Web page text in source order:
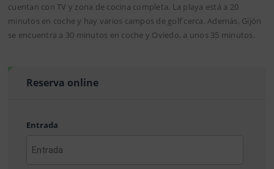
cuentan con TV y zona de cocina completa. La playa está a 20
minutos en coche y hay varios campos de golf cerca. Además, Gijón
se encuentra a 30 minutos en coche y Oviedo, a unos 35 minutos.
Reserva online
Entrada
AAAA